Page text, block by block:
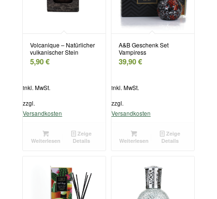
Volcanique – Natürlicher
vulkanischer Stein
5,90€
inkl. MwSt.
zzgl.
Versandkosten
Weiterlesen
Zeige
Details
A&B Geschenk Set
Vampiress
39,90€
inkl. MwSt.
zzgl.
Versandkosten
Weiterlesen
Zeige
Details